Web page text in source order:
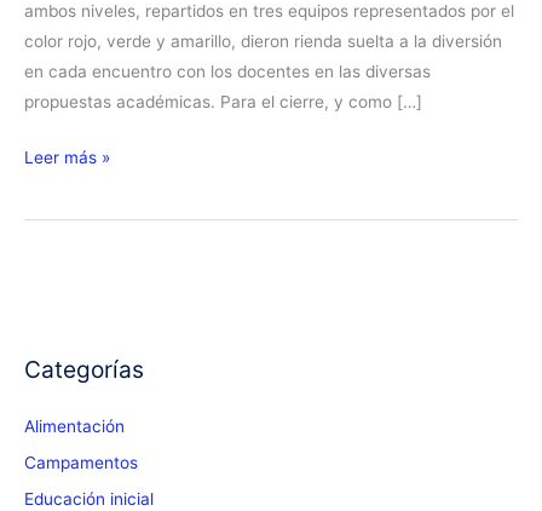
ambos niveles, repartidos en tres equipos representados por el
color rojo, verde y amarillo, dieron rienda suelta a la diversión
en cada encuentro con los docentes en las diversas
propuestas académicas. Para el cierre, y como […]
¡Un
más
Leer más »
Categorías
Alimentación
Campamentos
Educación inicial